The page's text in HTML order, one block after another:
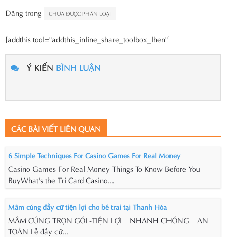
Đăng trong CHƯA ĐƯỢC PHÂN LOẠI
[addthis tool="addthis_inline_share_toolbox_lhen"]
Ý KIẾN BÌNH LUẬN
CÁC BÀI VIẾT LIÊN QUAN
6 Simple Techniques For Casino Games For Real Money
Casino Games For Real Money Things To Know Before You
BuyWhat's the Tri Card Casino...
Mâm cúng đầy cữ tiện lợi cho bé trai tại Thanh Hóa
MÂM CÚNG TRỌN GÓI -TIỆN LỢI – NHANH CHÓNG – AN
TOÀN Lễ đầy cữ...